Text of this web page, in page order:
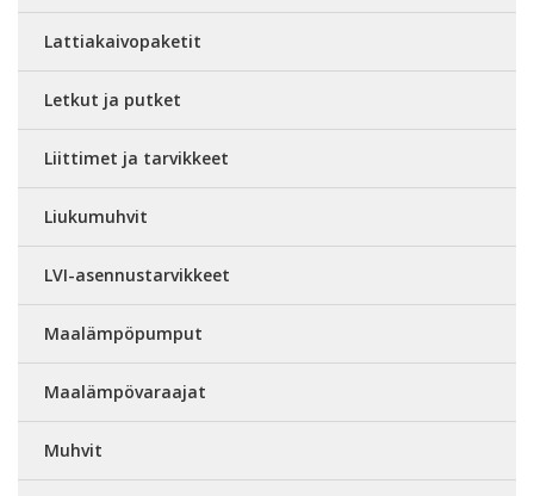
Lattiakaivopaketit
Letkut ja putket
Liittimet ja tarvikkeet
Liukumuhvit
LVI-asennustarvikkeet
Maalämpöpumput
Maalämpövaraajat
Muhvit